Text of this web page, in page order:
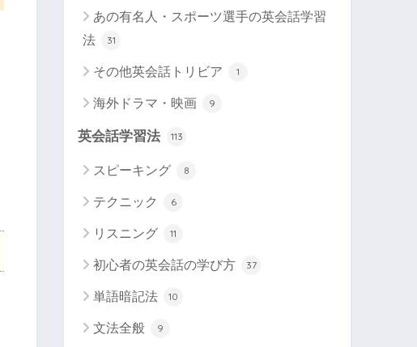
あの有名人・スポーツ選手の英会話学習
法
31
その他英会話トリビア 1
海外ドラマ・映画 9
英会話学習法 113
スピーキング 8
テクニック 6
リスニング 11
初心者の英会話の学び方 37
単語暗記法 10
文法全般 9